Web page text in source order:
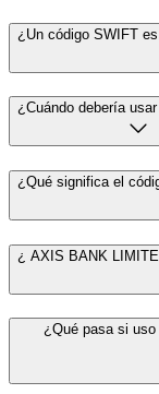
¿Un código SWIFT
¿Cuándo debería
¿Qué significa el
¿ AXIS BANK
¿Qué pasa si